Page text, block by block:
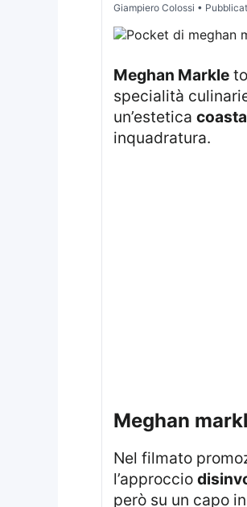
Giampiero Colossi •
Meghan Markle
specialità
un’estetica
inquadratura.
meghan
Nel filmato
l’approccio
però su un capo